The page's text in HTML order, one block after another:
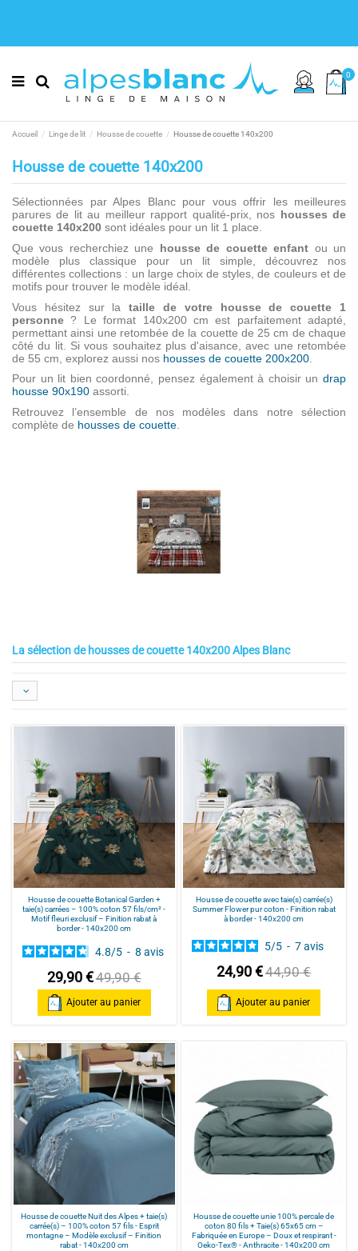
0
Accueil Linge de lit Housse de couette Housse de couette 140x200
Housse de couette 140x200
Sélectionnées par Alpes Blanc pour vous offrir les meilleures
parures de lit au meilleur rapport qualité-prix, nos housses de
couette 140x200 sont idéales pour un lit 1 place.
Que vous recherchiez une housse de couette enfant ou un
modèle plus classique pour un lit simple, découvrez nos
différentes collections : un large choix de styles, de couleurs et de
motifs pour trouver le modèle idéal.
Vous hésitez sur lataille de votre housse de couette 1
personne ? Le format 140x200 cm est parfaitement adapté,
permettant ainsi une retombée de la couette de 25 cm de chaque
côté du lit. Si vous souhaitez plus d'aisance, avec une retombée
de 55 cm, explorez aussi nos housses de couette 200x200
Pour un lit bien coordonné, pensez également à choisir un drap
housse 90x190 assorti.
Retrouvez l’ensemble de nos modèles dans notre sélection
complète de housses de couette
La sélection de housses de couette 140x200 Alpes Blanc
Housse de couette Botanical Garden +
taie(s) carrées – 100% coton 57 fils/cm² -
Motif fleuri exclusif – Finition rabat à
border - 140x200 cm
4.8/5 - 8 avis
29,90 €49,90 €
Ajouter au panier
Housse de couette avec taie(s) carrée(s)
Summer Flower pur coton - Finition rabat
à border - 140x200 cm
5/5 - 7avis
24,90 €44,90 €
Ajouter au panier
Housse de couette Nuit des Alpes + taie(s)
carrée(s) – 100% coton 57 fils - Esprit
montagne – Modèle exclusif – Finition
rabat - 140x200 cm
Housse de couette unie 100% percale de
coton 80 fils + Taie(s) 65x65 cm –
Fabriquée en Europe – Doux et respirant -
Oeko-Tex® - Anthracite - 140x200 cm